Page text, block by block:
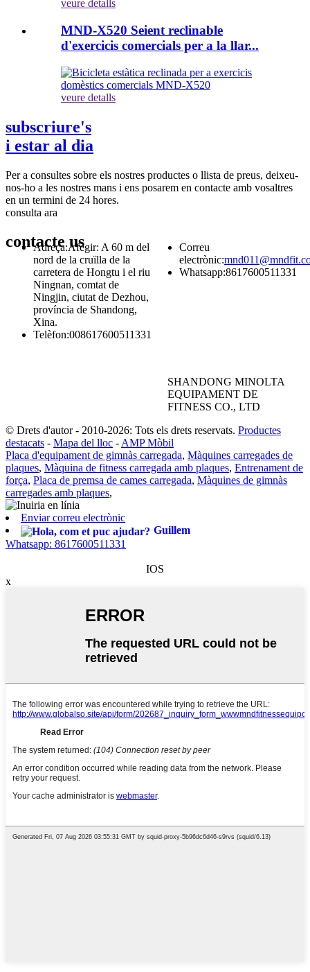
veure detalls
MND-X520 Seient reclinable
d'exercicis comercials per a la llar...
veure detalls
subscriure's
i estar al dia
Per a consultes sobre els nostres productes o llista de preus, deixeu-
nos-ho a les nostres mans i ens posarem en contacte amb vosaltres
en un termini de 24 hores.
consulta ara
contacteus
Adreça:Afegir: A 60 m del
nord de la cruïlla de la
carretera de Hongtu i el riu
Ningnan, comtat de
Ningjin, ciutat de Dezhou,
província de Shandong,
Xina.
Telèfon:008617600511331
Correu
electrònic:
Whatsapp:8617600511331
SHANDONG MINOLTA
EQUIPAMENT DE
FITNESS CO., LTD
© Drets d'autor - 2010-2026: Tots els drets reservats. Productes
destacats - Mapa del lloc - AMP Mòbil
Placa d'equipament de gimnàs carregada, Màquines carregades de
plaques, Màquina de fitness carregada amb plaques, Entrenament de
força, Placa de premsa de cames carregada, Màquines de gimnàs
carregades amb plaques,
Enviar correu electrònic
Guillem
Whatsapp: 8617600511331
IOS
x